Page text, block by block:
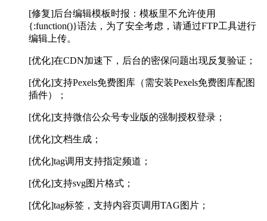
[修复]后台编辑模板时报：模板里不允许使用
{:function()}语法，为了安全考虑，请通过FTP工具进行
编辑上传。
[优化]在CDN加速下，后台的密保问题出现反复验证；
[优化]支持Pexels免费图库（需安装Pexels免费图库配图
插件）
；
[优化]支持微信公众号专业版的强制授权登录；
[优化]文档生成；
[优化]tag调用支持指定频道；
[优化]支持svg图片格式；
[优化]tag标签，支持内容页调用TAG图片；